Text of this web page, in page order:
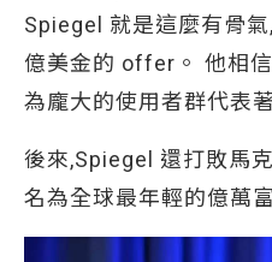
Spiegel 就是這麼有骨
億美金的 offer。 他相
為龐大的使用者群代表
後來,Spiegel 還打敗馬
名為全球最年輕的億萬